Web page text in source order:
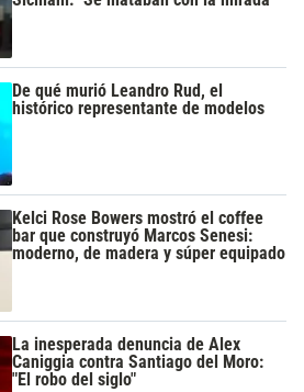
De qué murió Leandro Rud, el
histórico representante de modelos
Kelci Rose Bowers mostró el coffee
bar que construyó Marcos Senesi:
moderno, de madera y súper equipado
La inesperada denuncia de Alex
Caniggia contra Santiago del Moro:
"El robo del siglo"